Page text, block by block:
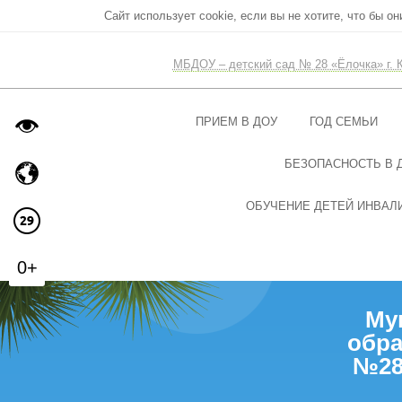
Сайт использует cookie, если вы не хотите, что бы
МБДОУ – детский сад № 28 «Ёлочка» г.
ПРИЕМ В ДОУ ГОД СЕМЬИ
БЕЗОПАСНОСТЬ В
ОБУЧЕНИЕ ДЕТЕЙ
№28
0+